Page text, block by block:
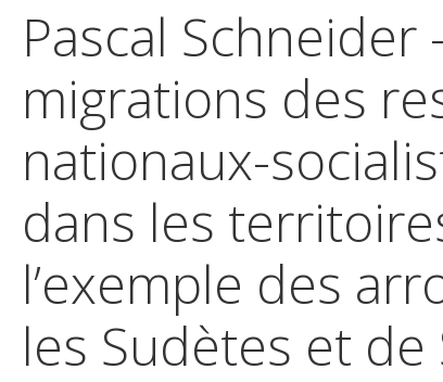
Pascal
migrations des
nationaux-
dans les
l’exemple des
les Sudètes et de